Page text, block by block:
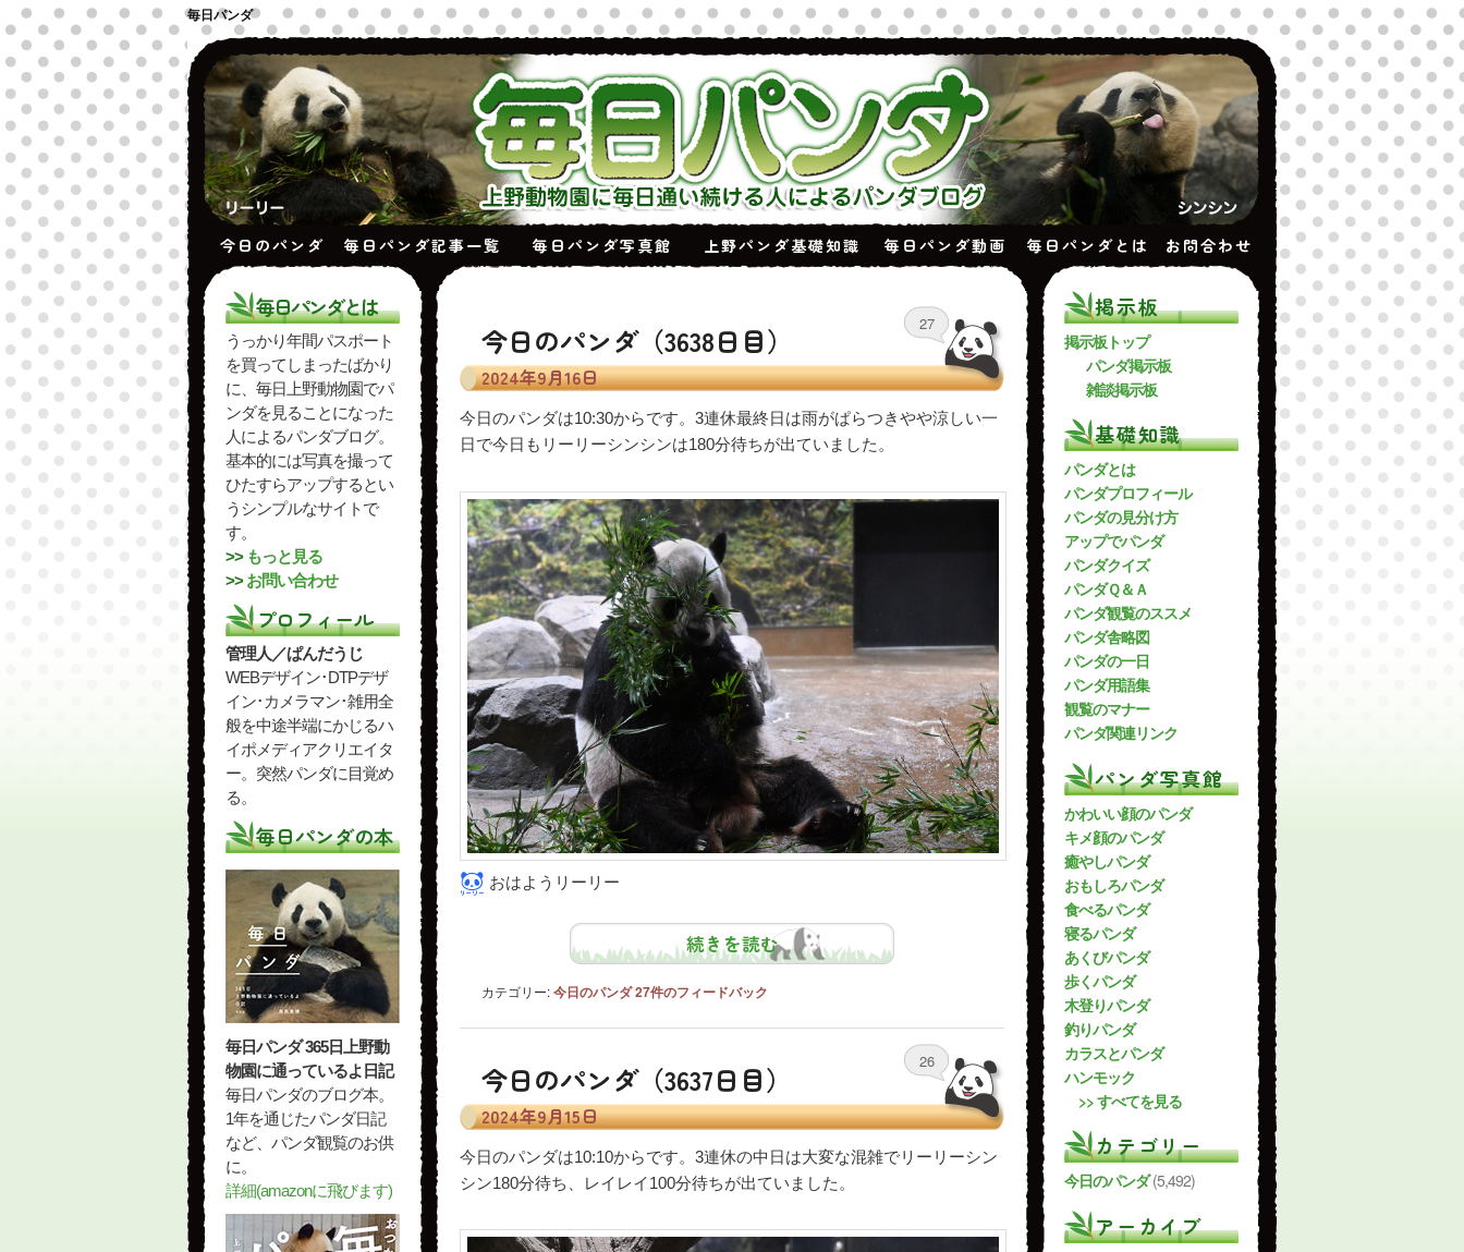
毎日パンダ
今日のパンダ 毎日パンダ記事一覧 毎日パンダ写真館 上野パンダ基礎知識 毎日パンダ動画 毎日パンダとは お問合わせ
毎日パンダとは
うっかり年間パスポート
を買ってしまったばかり
に、毎日上野動物園でパ
ンダを見ることになった
人によるパンダブログ。
基本的には写真を撮って
ひたすらアップするとい
うシンプルなサイトで
す。
>> もっと見る
>>お問い合わせ
プロフィール
管理人／ぱんだうじ
WEBデザイン･DTPデザ
イン･カメラマン･雑用全
般を中途半端にかじるハ
イポメディアクリエイタ
ー。突然パンダに目覚め
る。
毎日パンダの本
毎日パンダ 365日上野動
物園に通っているよ日記
毎日パンダのブログ本。
1年を通じたパンダ日記
など、パンダ観覧のお供
に。
詳細(amazonに飛びます)
今日のパンダ（3638日目）
2024年9月16日
27
今日のパンダは10:30からです。3連休最終日は雨がぱらつきやや涼しい一
日で今日もリーリーシンシンは180分待ちが出ていました。
おはようリーリー
続きを読む
カテゴリー:今日のパンダ27件のフィードバック
今日のパンダ（3637日目）
2024年9月15日
26
今日のパンダは10:10からです。3連休の中日は大変な混雑でリーリーシン
シン180分待ち、レイレイ100分待ちが出ていました。
掲示板
掲示板トップ
パンダ掲示板
雑談掲示板
基礎知識
パンダとは
パンダプロフィール
パンダの見分け方
アップでパンダ
パンダクイズ
パンダＱ＆Ａ
パンダ観覧のススメ
パンダ舎略図
パンダの一日
パンダ用語集
観覧のマナー
パンダ関連リンク
パンダ写真館
かわいい顔のパンダ
キメ顔のパンダ
癒やしパンダ
おもしろパンダ
食べるパンダ
寝るパンダ
あくびパンダ
歩くパンダ
木登りパンダ
釣りパンダ
カラスとパンダ
ハンモック
>> すべてを見る
カテゴリー
今日のパンダ(5,492)
アーカイブ